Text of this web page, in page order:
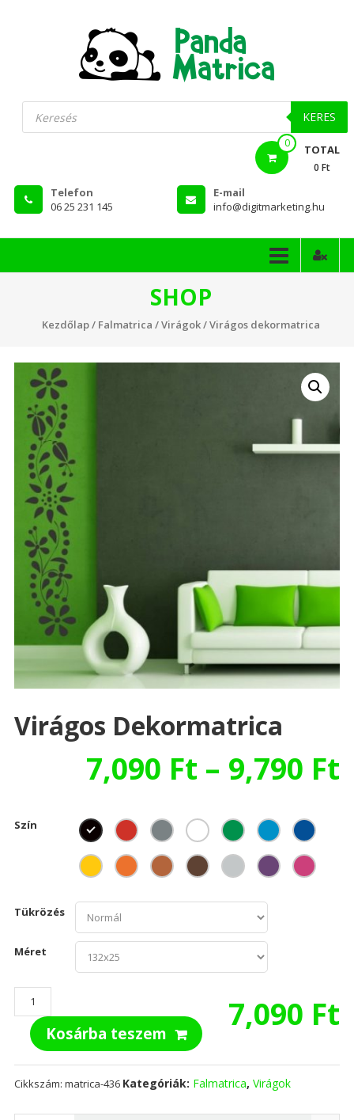
PandaMatrica
falmatrica
Products
search KERES
0 TOTAL
0 Ft
Telefon
06 25 231 145
E-mail
info@digitmarketing.hu
SHOP
Kezdőlap/ Falmatrica /Virágok/ Virágos dekormatrica
Virágos Dekormatrica
7,090 Ft – 9,790 Ft
Szín
Tükrözés
Méret
7,090 Ft
Virágos
dekormatrica
mennyiségKosárba teszem
Cikkszám: matrica-436 Kategóriák: Falmatrica, Virágok